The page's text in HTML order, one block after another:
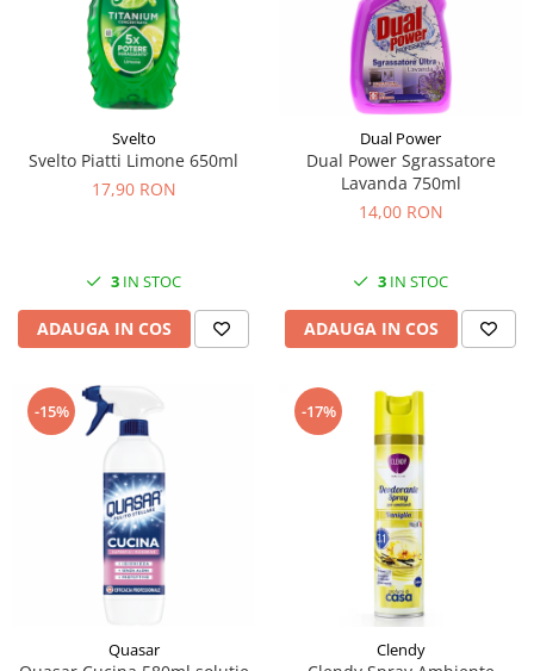
Svelto
Svelto Piatti Limone 650ml
17,90 RON
3 IN STOC
ADAUGA IN COS
Dual Power
Dual Power Sgrassatore
Lavanda 750ml
14,00 RON
3 IN STOC
ADAUGA IN COS
-15%
Quasar
-17%
Clendy